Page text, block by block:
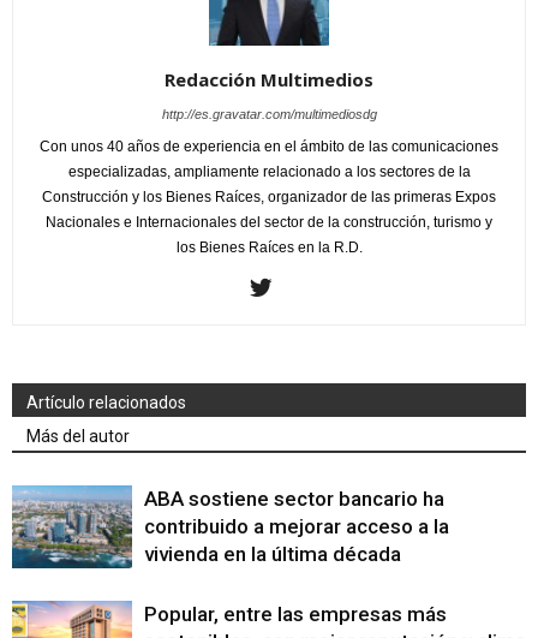
Redacción Multimedios
http://es.gravatar.com/multimediosdg
Con unos 40 años de experiencia en el ámbito de las comunicaciones
especializadas, ampliamente relacionado a los sectores de la
Construcción y los Bienes Raíces, organizador de las primeras Expos
Nacionales e Internacionales del sector de la construcción, turismo y
los Bienes Raíces en la R.D.
Artículo relacionados
Más del autor
ABA sostiene sector bancario ha
contribuido a mejorar acceso a la
vivienda en la última década
Popular, entre las empresas más